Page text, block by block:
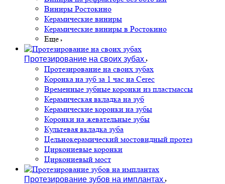
Виниры Ростокино
Керамические виниры
Керамические виниры в Ростокино
Еще
Протезирование на своих зубах
Протезирование на своих зубах
Коронка на зуб за 1 час на Cerec
Временные зубные коронки из пластмассы
Керамическая вкладка на зуб
Керамические коронки на зубы
Коронки на жевательные зубы
Культевая вкладка зуба
Цельнокерамический мостовидный протез
Циркониевые коронки
Циркониевый мост
Протезирование зубов на имплантах